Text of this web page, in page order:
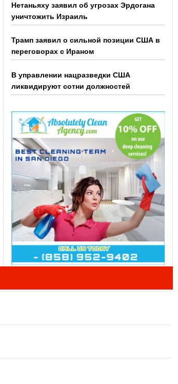
Нетаньяху заявил об угрозах Эрдогана
уничтожить Израиль
Трамп заявил о сильной позиции США в
переговорах с Ираном
В управлении нацразведки США
ликвидируют сотни должностей